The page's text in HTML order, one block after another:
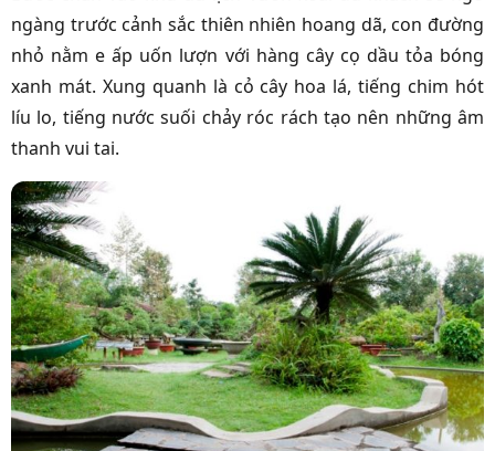
ngàng trước cảnh sắc thiên nhiên hoang dã, con đường
nhỏ nằm e ấp uốn lượn với hàng cây cọ dầu tỏa bóng
xanh mát. Xung quanh là cỏ cây hoa lá, tiếng chim hót
líu lo, tiếng nước suối chảy róc rách tạo nên những âm
thanh vui tai.